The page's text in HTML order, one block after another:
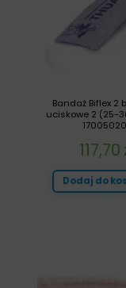
Bandaż Biflex 2
uciskowe 2 (25-
117,70
Dodaj do